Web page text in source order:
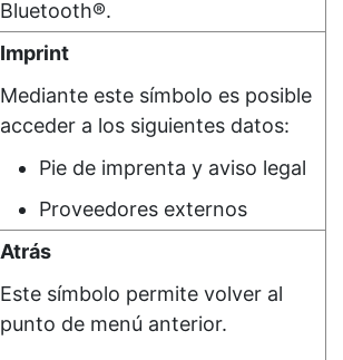
Bluetooth®.
Imprint
Mediante este símbolo es posible
acceder a los siguientes datos:
Pie de imprenta y aviso legal
Proveedores externos
Atrás
Este símbolo permite volver al
punto de menú anterior.